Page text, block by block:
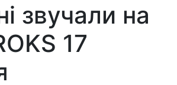
звучали на
17